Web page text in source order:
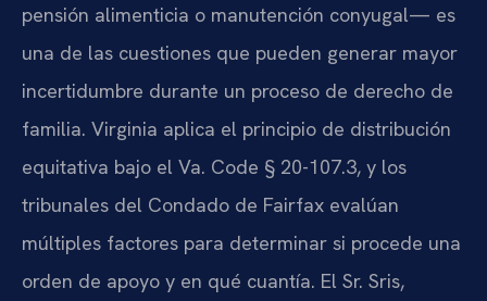
pensión alimenticia o manutención conyugal— es
una de las cuestiones que pueden generar mayor
incertidumbre durante un proceso de derecho de
familia. Virginia aplica el principio de distribución
equitativa bajo el Va. Code § 20-107.3, y los
tribunales del Condado de Fairfax evalúan
múltiples factores para determinar si procede una
orden de apoyo y en qué cuantía. El Sr. Sris,